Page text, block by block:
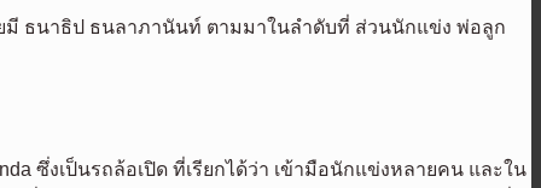
มี ธนาธิป ธนลาภานันท์ ตามมาในลำดับที่ ส่วนนักแข่ง พ่อลูก
ซึ่งเป็นรถล้อเปิด ที่เรียกได้ว่า เข้ามือนักแข่งหลายคน และใน